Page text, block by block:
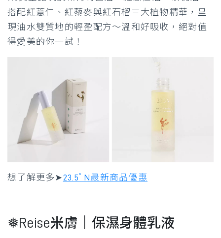
搭配紅薏仁、紅藜麥與紅石榴三大植物精華，呈
現油水雙質地的輕盈配方～溫和好吸收，絕對值
得愛美的你一試！
想了解更多➤23.5ﾟN最新商品優惠
❅Reise米膚｜保濕身體乳液